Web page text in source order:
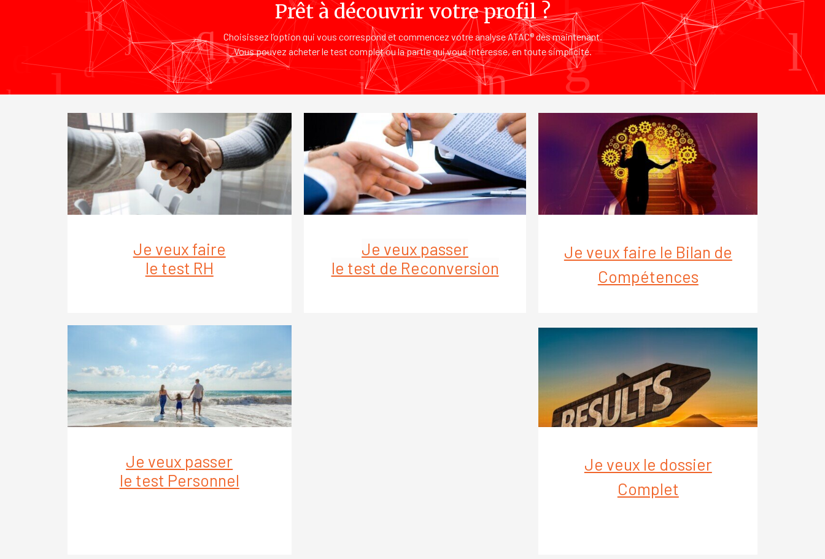
Prêt à découvrir votre profil ?
Choisissez l’option qui vous correspond et commencez votre analyse ATAC® dès maintenant.
Vous pouvez acheter le test complet ou la partie qui vous intéresse, en toute simplicité.
Je veux passer
le test de Reconversion
Je veux faire le Bilan de
Compétences
Je veux le dossier
Complet
Je veux faire
le test RH
Je veux passer
le test Personnel